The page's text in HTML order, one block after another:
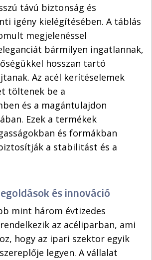
távú biztonság és
igény kielégítésében. A táblás
megjelenéssel
bármilyen ingatlannak,
hosszan tartó
Az acél kerítéselemek
töltenek be a
és a magántulajdon
Ezek a termékek
és formákban
a stabilitást és a
és innováció
mint három évtizedes
az acéliparban, ami
hogy az ipari szektor egyik
legyen. A vállalat